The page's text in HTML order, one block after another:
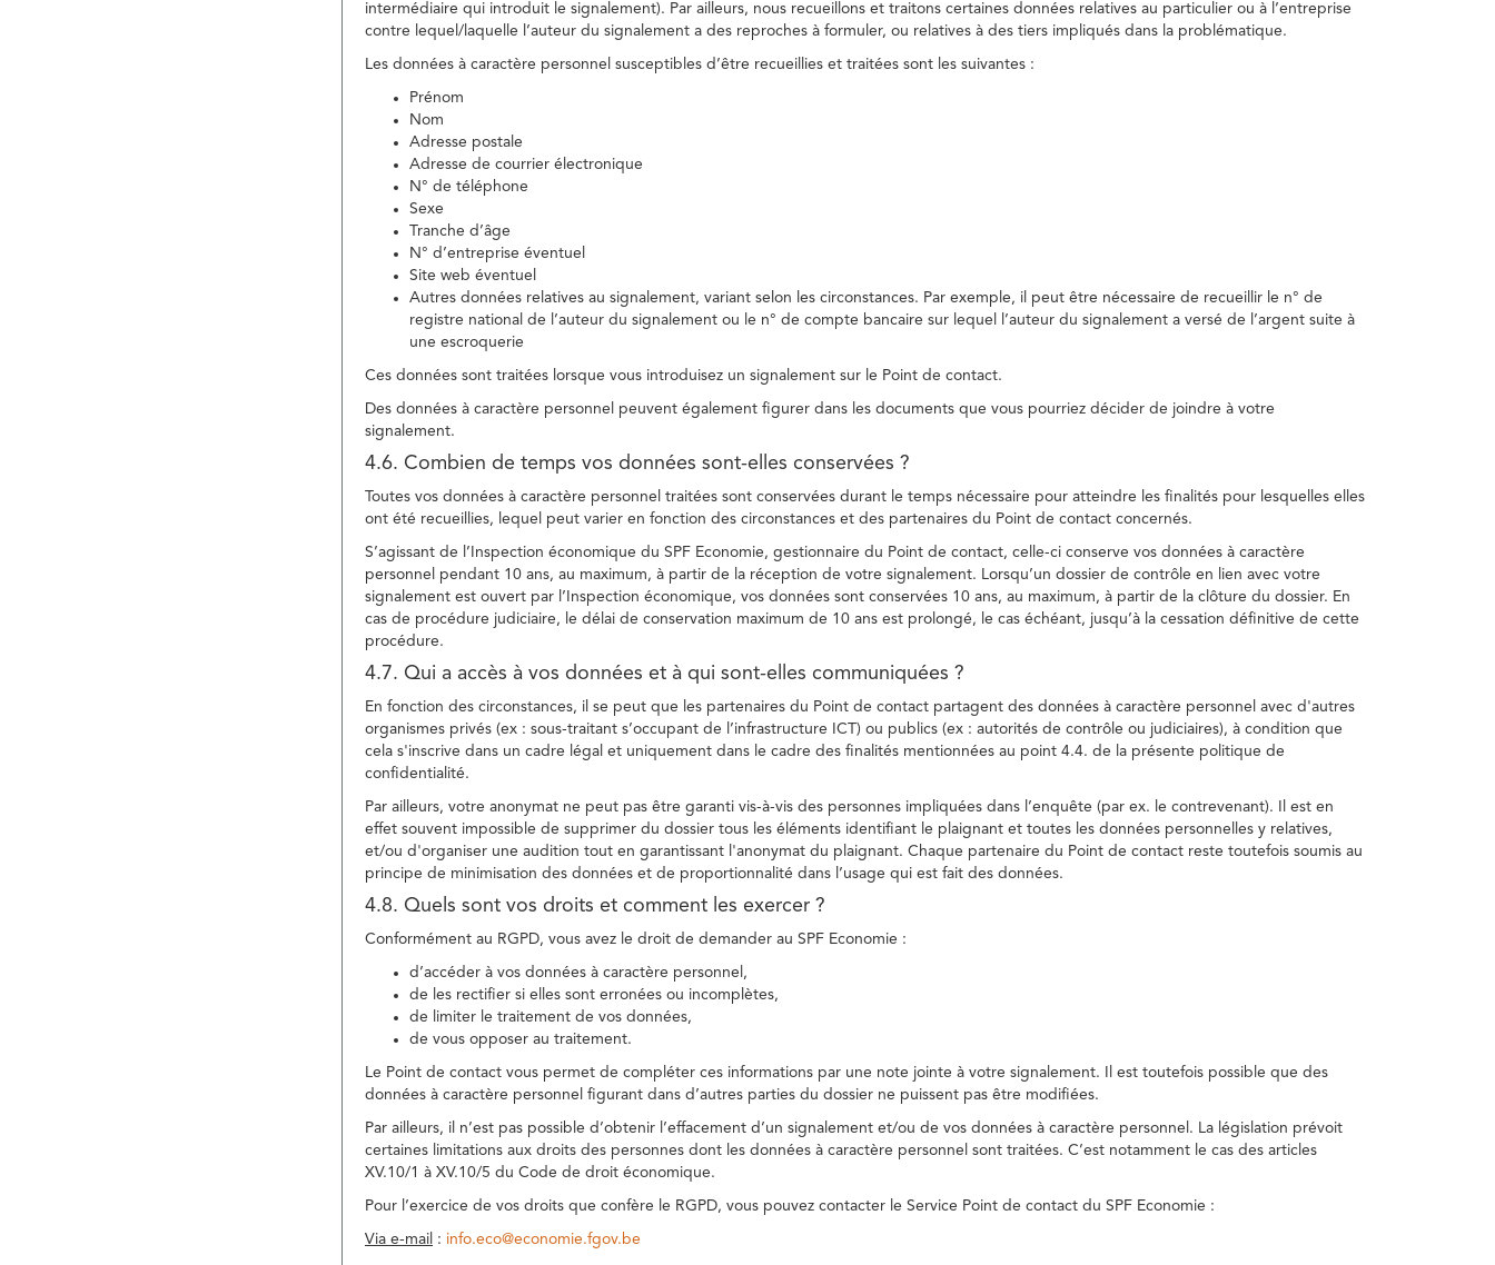
intermédiaire qui introduit le signalement). Par ailleurs, nous recueillons et traitons certaines données relatives au particulier ou à l’entreprise
contre lequel/laquelle l’auteur du signalement a des reproches à formuler, ou relatives à des tiers impliqués dans la problématique.
Les données à caractère personnel susceptibles d’être recueillies et traitées sont les suivantes :
Prénom
Nom
Adresse postale
Adresse de courrier électronique
N° de téléphone
Sexe
Tranche d’âge
N° d’entreprise éventuel
Site web éventuel
Autres données relatives au signalement, variant selon les circonstances. Par exemple, il peut être nécessaire de recueillir le n° de
registre national de l’auteur du signalement ou le n° de compte bancaire sur lequel l’auteur du signalement a versé de l’argent suite à
une escroquerie
Ces données sont traitées lorsque vous introduisez un signalement sur le Point de contact.
Des données à caractère personnel peuvent également figurer dans les documents que vous pourriez décider de joindre à votre
signalement.
4.6. Combien de temps vos données sont-elles conservées ?
Toutes vos données à caractère personnel traitées sont conservées durant le temps nécessaire pour atteindre les finalités pour lesquelles elles
ont été recueillies, lequel peut varier en fonction des circonstances et des partenaires du Point de contact concernés.
S’agissant de l’Inspection économique du SPF Economie, gestionnaire du Point de contact, celle-ci conserve vos données à caractère
personnel pendant 10 ans, au maximum, à partir de la réception de votre signalement. Lorsqu’un dossier de contrôle en lien avec votre
signalement est ouvert par l’Inspection économique, vos données sont conservées 10 ans, au maximum, à partir de la clôture du dossier. En
cas de procédure judiciaire, le délai de conservation maximum de 10 ans est prolongé, le cas échéant, jusqu’à la cessation définitive de cette
procédure.
4.7. Qui a accès à vos données et à qui sont-elles communiquées ?
En fonction des circonstances, il se peut que les partenaires du Point de contact partagent des données à caractère personnel avec d'autres
organismes privés (ex : sous-traitant s’occupant de l’infrastructure ICT) ou publics (ex : autorités de contrôle ou judiciaires), à condition que
cela s'inscrive dans un cadre légal et uniquement dans le cadre des finalités mentionnées au point 4.4. de la présente politique de
confidentialité.
Par ailleurs, votre anonymat ne peut pas être garanti vis-à-vis des personnes impliquées dans l’enquête (par ex. le contrevenant). Il est en
effet souvent impossible de supprimer du dossier tous les éléments identifiant le plaignant et toutes les données personnelles y relatives,
et/ou d'organiser une audition tout en garantissant l'anonymat du plaignant. Chaque partenaire du Point de contact reste toutefois soumis au
principe de minimisation des données et de proportionnalité dans l’usage qui est fait des données.
4.8. Quels sont vos droits et comment les exercer ?
Conformément au RGPD, vous avez le droit de demander au SPF Economie :
d’accéder à vos données à caractère personnel,
de les rectifier si elles sont erronées ou incomplètes,
de limiter le traitement de vos données,
de vous opposer au traitement.
Le Point de contact vous permet de compléter ces informations par une note jointe à votre signalement. Il est toutefois possible que des
données à caractère personnel figurant dans d’autres parties du dossier ne puissent pas être modifiées.
Par ailleurs, il n’est pas possible d’obtenir l’effacement d’un signalement et/ou de vos données à caractère personnel. La législation prévoit
certaines limitations aux droits des personnes dont les données à caractère personnel sont traitées. C’est notamment le cas des articles
XV.10/1 à XV.10/5 du Code de droit économique.
Pour l’exercice de vos droits que confère le RGPD, vous pouvez contacter le Service Point de contact du SPF Economie :
Via e-mail : info.eco@economie.fgov.be